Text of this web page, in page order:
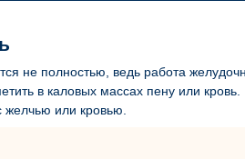
не полностью, ведь работа
в каловых массах пену или кровь.
или кровью.